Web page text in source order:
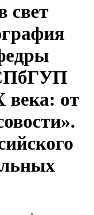
свет
века: от